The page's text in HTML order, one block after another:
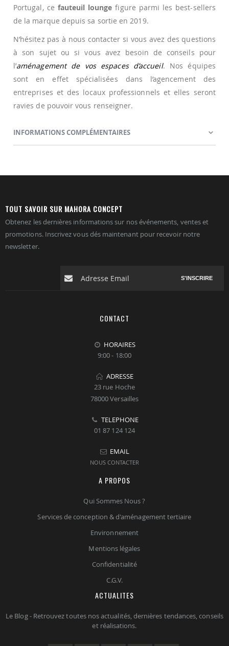
Portugal, ce fauteuil lounge figure parmi les best-sellers
de la marque depuis sa sortie en 2019.
N’hésitez pas à nous contacter si vous avez des questions
à son sujet ou si vous avez besoin de conseils pour
l’aménagement de vos espaces d’accueil. Nos équipes
sont en effet spécialisées dans l’agencement des
entreprises et des locaux professionnels et elles seront
ravies de pouvoir vous renseigner.
INFORMATIONS COMPLÉMENTAIRES
TOUT SAVOIR SUR MAHORA CONCEPT
Obtenez les dernières informations sur nos événements, ventes et
promotions. Inscrivez vous dés maintenant pour recevoir notre
newsletter.
S'INSCRIRE
CONTACT
HORAIRES
9:00 - 18:00
ADRESSE
23 rue Hoche
78000 Versailles
TELEPHONE
01 87 124 124
EMAIL
NOUS CONTACTER
A PROPOS
Qui Sommes Nous ?
Services de conception & d'aménagement tertiaire
Environnement
Mentions légales
Confidentialité
C.G.V.
ACTUALITES
Le Blog - Retrouvez toutes nos actualités, dernières tendances, conseils
et réalisations.